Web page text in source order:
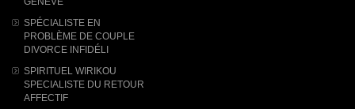
SPÉCIALISTE EN
PROBLÈME DE COUPLE
DIVORCE INFIDÉLI
SPIRITUEL WIRIKOU
SPECIALISTE DU RETOUR
AFFECTIF